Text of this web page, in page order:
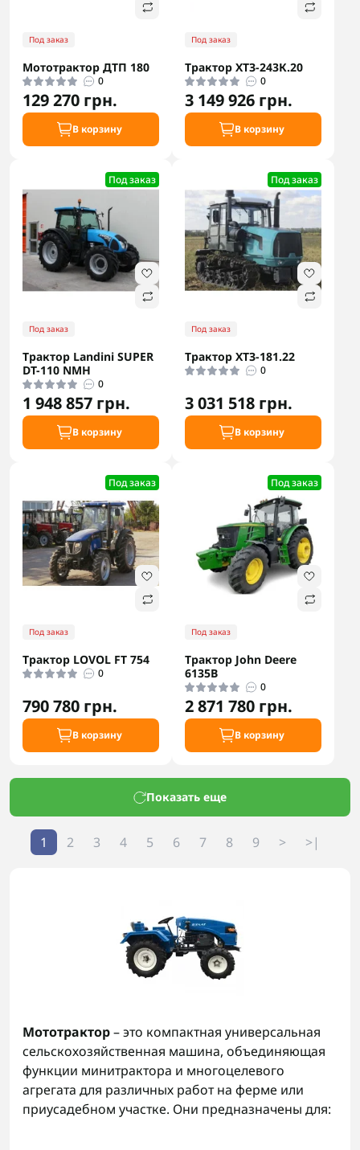
Под заказ
Мототрактор ДТП 180
0
129 270 грн.
В корзину
Под заказ
Трактор ХТЗ-243К.20
0
3 149 926 грн.
В корзину
Под заказ
Под заказ
Трактор Landini SUPER
DT-110 NMH
0
1 948 857 грн.
В корзину
Под заказ
Под заказ
Трактор ХТЗ-181.22
0
3 031 518 грн.
В корзину
Под заказ
Под заказ
Трактор LOVOL FT 754
0
790 780 грн.
В корзину
Под заказ
Под заказ
Трактор John Deere
6135B
0
2 871 780 грн.
В корзину
Показать еще
1 2 3 4 5 6 7 8 9 > >|
Мототрактор– это компактная универсальная
сельскохозяйственная машина, объединяющая
функции минитрактора и многоцелевого
агрегата для различных работ на ферме или
приусадебном участке. Они предназначены для: